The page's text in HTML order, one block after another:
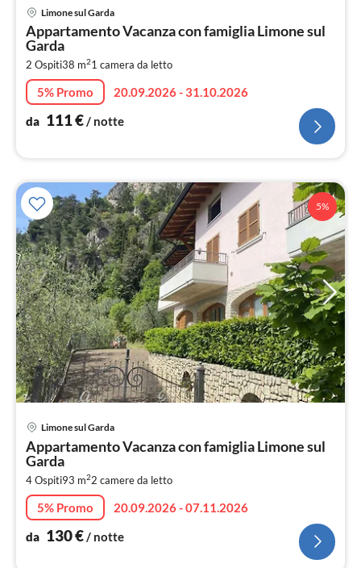
Limone sul Garda
Appartamento Vacanza con famiglia Limone sul
Garda
2 Ospiti38 m21 camera da letto
5% Promo
20.09.2026 - 31.10.2026
da 111€/ notte
5%
Limone sul Garda
Appartamento Vacanza con famiglia Limone sul
Garda
4 Ospiti93 m22 camere da letto
5% Promo
20.09.2026 - 07.11.2026
da 130€/ notte